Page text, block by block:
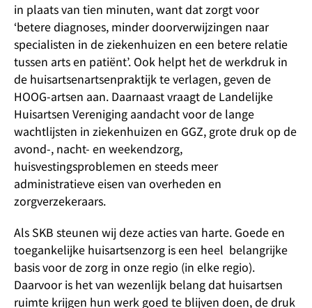
in plaats van tien minuten, want dat zorgt voor
‘betere diagnoses, minder doorverwijzingen naar
specialisten in de ziekenhuizen en een betere relatie
tussen arts en patiënt’. Ook helpt het de werkdruk in
de huisartsenartsenpraktijk te verlagen, geven de
HOOG-artsen aan. Daarnaast vraagt de Landelijke
Huisartsen Vereniging aandacht voor de lange
wachtlijsten in ziekenhuizen en GGZ, grote druk op de
avond-, nacht- en weekendzorg,
huisvestingsproblemen en steeds meer
administratieve eisen van overheden en
zorgverzekeraars.
Als SKB steunen wij deze acties van harte. Goede en
toegankelijke huisartsenzorg is een heel belangrijke
basis voor de zorg in onze regio (in elke regio).
Daarvoor is het van wezenlijk belang dat huisartsen
ruimte krijgen hun werk goed te blijven doen, de druk